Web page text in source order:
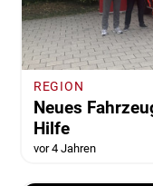
REGION
Neues
Hilfe
vor 4 Jahren